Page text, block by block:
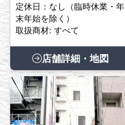
定休日：なし（臨時休業・年
末年始を除く）
取扱商材: すべて
店舗詳細・地図